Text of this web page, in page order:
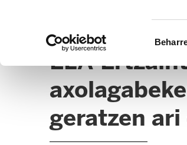
ELA-
geratzen ari